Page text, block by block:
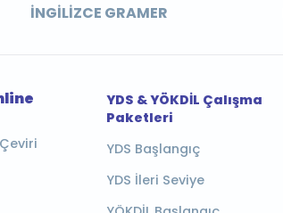
İNGILIZCE GRAMER
YDS & YÖKDİL Çalışma
Paketleri
YDS Başlangıç
YDS İleri Seviye